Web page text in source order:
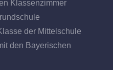
Klassenzimmer
der Mittelschule
den Bayerischen